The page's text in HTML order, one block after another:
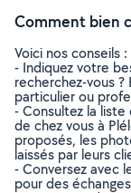
Comment bien
Voici nos conseils :
- Indiquez votre
recherchez-vous
particulier ou
- Consultez la
de chez vous à
proposés, les
laissés par leurs
- Conversez avec
pour des